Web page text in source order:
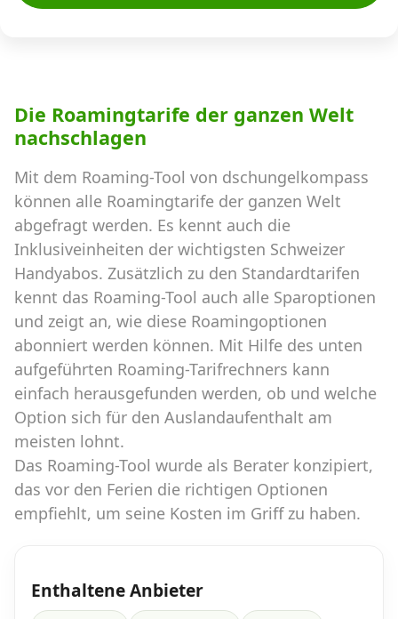
Die Roamingtarife der ganzen Welt
nachschlagen
Mit dem Roaming-Tool von dschungelkompass
können alle Roamingtarife der ganzen Welt
abgefragt werden. Es kennt auch die
Inklusiveinheiten der wichtigsten Schweizer
Handyabos. Zusätzlich zu den Standardtarifen
kennt das Roaming-Tool auch alle Sparoptionen
und zeigt an, wie diese Roamingoptionen
abonniert werden können. Mit Hilfe des unten
aufgeführten Roaming-Tarifrechners kann
einfach herausgefunden werden, ob und welche
Option sich für den Auslandaufenthalt am
meisten lohnt.
Das Roaming-Tool wurde als Berater konzipiert,
das vor den Ferien die richtigen Optionen
empfiehlt, um seine Kosten im Griff zu haben.
Enthaltene Anbieter